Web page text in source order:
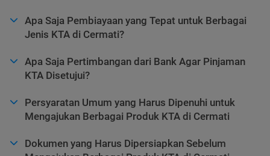
Apa Saja Pembiayaan yang Tepat untuk Berbagai
Jenis KTA di Cermati?
Apa Saja Pertimbangan dari Bank Agar Pinjaman
KTA Disetujui?
Persyaratan Umum yang Harus Dipenuhi untuk
Mengajukan Berbagai Produk KTA di Cermati
Dokumen yang Harus Dipersiapkan Sebelum